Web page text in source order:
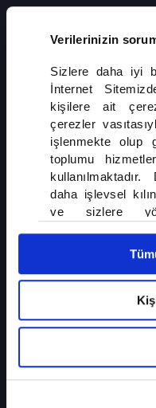
Verilerinizin
Sizlere daha iyi
İnternet
kişilere ait
çerezler
işlenmekte olup
toplumu
daha işlevsel
ve sizlere
olarak açık
vasıtasıyla
detaylı bilgi için
Çerez
6698 sayılı
Kanunu
Zirve
NATO Zirvesi Öncesi
Ankara'da
Almanya'da kritik bir
ardından verilen
kapasitesinin
sürdürülmesi öne çıktı.
gelişmelerin de ele
İLGİNİZİ ÇEKEBİLİR